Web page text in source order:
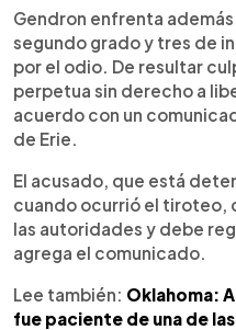
Gendron enfrenta
segundo grado y tres de
por el odio. De resultar
perpetua sin derecho a
acuerdo con un
de Erie.
El acusado, que está
cuando ocurrió el tiroteo,
las autoridades y debe
agrega el comunicado.
Lee también: Oklahoma:
fue paciente de una de